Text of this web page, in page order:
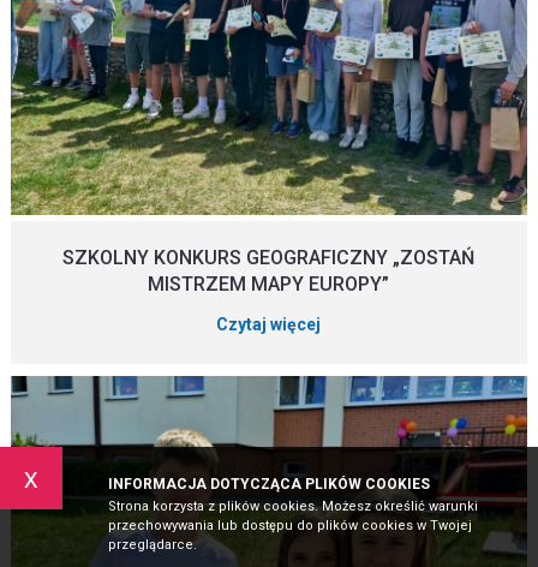
x INFORMACJA DOTYCZĄCA PLIKÓW COOKIES
Strona korzysta z plików cookies. Możesz określić warunki
przechowywania lub dostępu do plików cookies w Twojej
przeglądarce.
SZKOLNY KONKURS GEOGRAFICZNY „ZOSTAŃ
MISTRZEM MAPY EUROPY”
Czytaj więcej